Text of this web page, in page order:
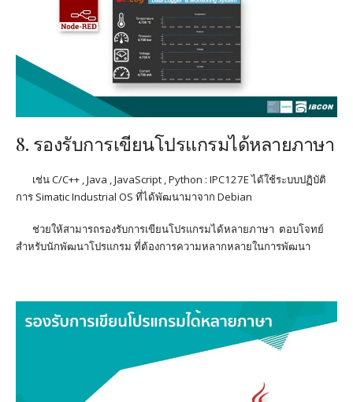
8. รองรับการเขียนโปรแกรมได้หลายภาษา
เช่นC/C++ , Java , JavaScript , Python : IPC127Eได้ใช้ระบบปฏิบัติ
การ Simatic Industrial OS ที่ได้พัฒนามาจาก Debian
ช่วยให้สามารถรองรับการเขียนโปรแกรมได้หลายภาษา ตอบโจทย์
สำหรับนักพัฒนาโปรแกรม ที่ต้องการความหลากหลายในการพัฒนา